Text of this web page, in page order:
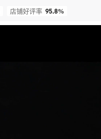
店铺好评率 95.8%